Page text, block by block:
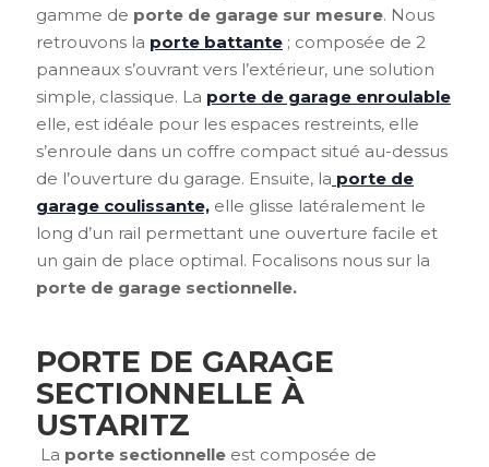
gamme de porte de garage sur mesure. Nous
retrouvons la porte battante ; composée de 2
panneaux s’ouvrant vers l’extérieur, une solution
simple, classique. La porte de garage enroulable
elle, est idéale pour les espaces restreints, elle
s’enroule dans un coffre compact situé au-dessus
de l’ouverture du garage. Ensuite, la porte de
garage coulissante, elle glisse latéralement le
long d’un rail permettant une ouverture facile et
un gain de place optimal. Focalisons nous sur la
porte de garage sectionnelle.
PORTE DE GARAGE
SECTIONNELLE À
USTARITZ
La porte sectionnelle est composée de